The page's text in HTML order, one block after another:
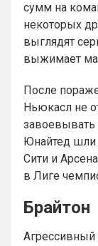
сумм на
некоторых
выглядят
выжимает
После
Ньюкасл не
Юнайтед шли
Сити и
в Лиге
Брайтон
Агрессивный